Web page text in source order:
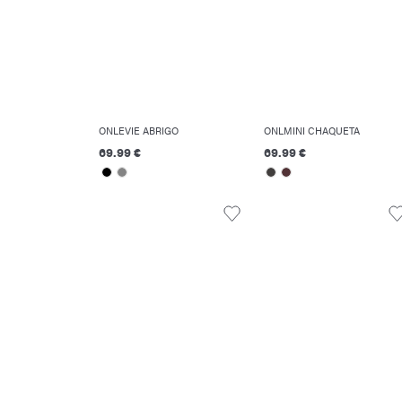
ONLEVIE ABRIGO
69.99 €
ONLMINI CHAQUETA
69.99 €